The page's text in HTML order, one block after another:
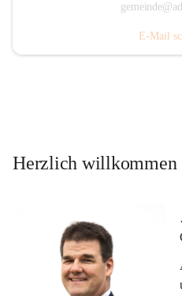
E-Mail
Herzlich willkommen